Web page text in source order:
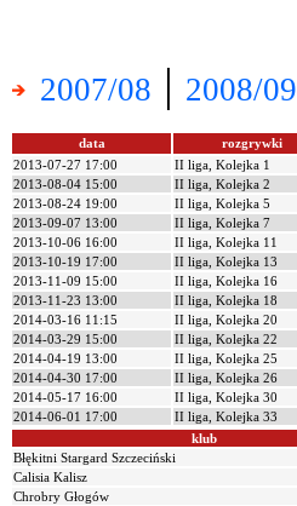
2007/08 | 2008/09
data rozgrywki
2013-07-27 17:00
II liga, Kolejka 1
2013-08-04 15:00
II liga, Kolejka 2
2013-08-24 19:00
II liga, Kolejka 5
2013-09-07 13:00
II liga, Kolejka 7
2013-10-06 16:00
II liga, Kolejka 11
2013-10-19 17:00
II liga, Kolejka 13
2013-11-09 15:00
II liga, Kolejka 16
2013-11-23 13:00
II liga, Kolejka 18
2014-03-16 11:15
II liga, Kolejka 20
2014-03-29 15:00
II liga, Kolejka 22
2014-04-19 13:00
II liga, Kolejka 25
2014-04-30 17:00
II liga, Kolejka 26
2014-05-17 16:00
II liga, Kolejka 30
2014-06-01 17:00
II liga, Kolejka 33
klub
Błękitni Stargard Szczeciński
Calisia Kalisz
Chrobry Głogów